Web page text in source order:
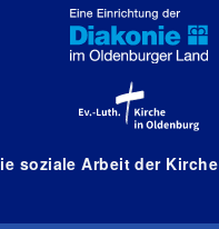
soziale Arbeit der Kirche